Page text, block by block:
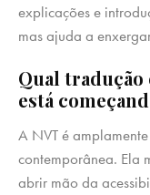
explicações e
mas ajuda a
Qual tradução
está
A NVT é
contemporânea. Ela
abrir mão da